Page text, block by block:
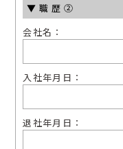
▼職歴②
会社名：
⼊社年⽉⽇：
退社年⽉⽇：